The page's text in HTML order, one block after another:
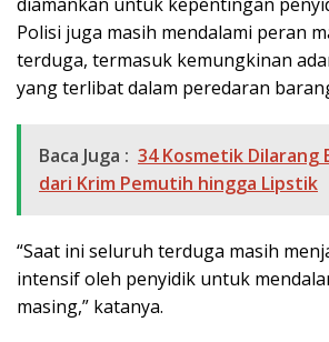
Polisi juga masih mendalami peran
terduga, termasuk kemungkinan
yang terlibat dalam peredaran
Baca Juga : 34 Kosmetik Dilarang
dari Krim Pemutih hingga Lipstik
“Saat ini seluruh terduga masih
intensif oleh penyidik untuk
masing,” katanya.